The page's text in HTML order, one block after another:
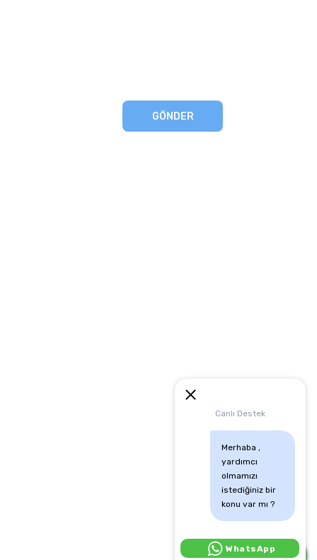
Canlı Destek
Merhaba ,
yardımcı
olmamızı
istediğiniz bir
konu var mı ?
Canlı Destek İçin Tıkla:
WhatsApp
GÖNDER